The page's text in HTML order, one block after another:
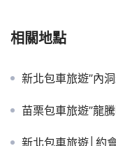
相關地點
新北包車旅遊”內
苗栗包車旅遊”龍
新北包車旅遊│約